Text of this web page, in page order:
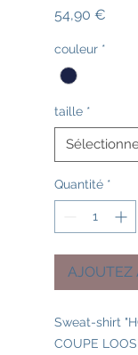
54,90 €
couleur *
taille *
Quantité *
AJOUTEZ
Sweat-shirt
COUPE